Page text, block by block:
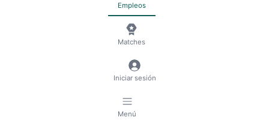
CRM
Business Development Executive
CRM
Empleos
Matches
Iniciar sesión
Menú